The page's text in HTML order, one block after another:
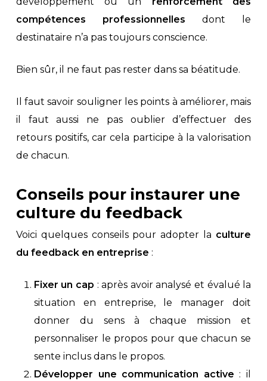
compétences professionnelles dont le
destinataire n’a pas toujours conscience.
Bien sûr, il ne faut pas rester dans sa béatitude.
Il faut savoir souligner les points à améliorer, mais
il faut aussi ne pas oublier d’effectuer des
retours positifs, car cela participe à la valorisation
de chacun.
Conseils pour instaurer une
culture du feedback
Voici quelques conseils pour adopter la culture
du feedback en entreprise :
Fixer un cap : après avoir analysé et évalué la
situation en entreprise, le manager doit
donner du sens à chaque mission et
personnaliser le propos pour que chacun se
sente inclus dans le propos.
Développer une communication active : il